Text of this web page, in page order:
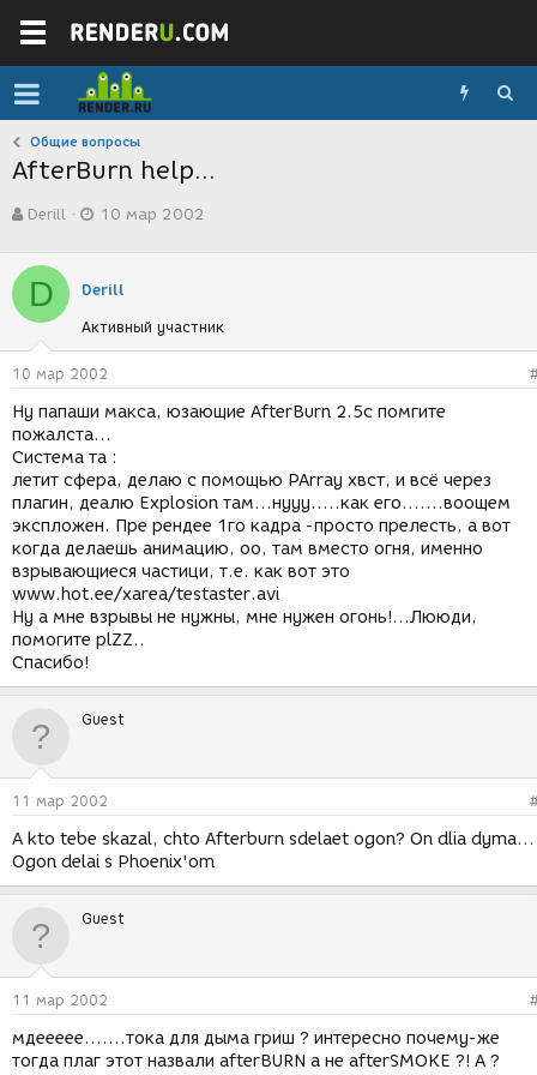
Общие вопросы
AfterBurn help...
в
о
р
т
е
м
ы
Derill
а
с
з
д
а
и
я
10 мар 2002
D Derill
Активный участник
10 мар 2002
Ну папаши макса, юзающие AfterBurn 2.5c помгите
пожалста...
Система та :
летит сфера, делаю с помощью PArray хвст, и всё через
плагин, деалю Explosion там...нууу.....как его.......воощем
экспложен. Пре рендее 1го кадра -просто прелесть, а вот
когда делаешь анимацию, оо, там вместо огня, именно
взрывающиеся частици, т.е. как вот это
www.hot.ee/xarea/testaster.avi
Ну а мне взрывы не нужны, мне нужен огонь!...Лююди,
помогите plZZ..
Спасибо!
Guest
11 мар 2002
A kto tebe skazal, chto Afterburn sdelaet ogon? On dlia dyma...
Ogon delai s Phoenix'om
Guest
11 мар 2002
мдеееее.......тока для дыма гриш ? интересно почему-же
тогда плаг этот назвали afterBURN а не afterSMOKE ?! А ?